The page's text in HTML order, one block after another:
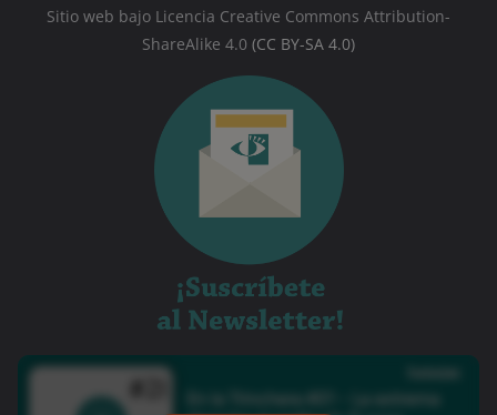
Sitio web bajo Licencia Creative Commons Attribution-
ShareAlike 4.0 (CC BY-SA 4.0)